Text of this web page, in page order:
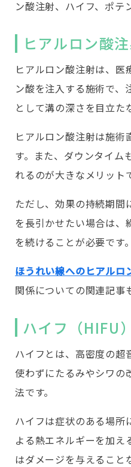
ン酸注射、ハイフ、ポテ
ヒアルロン酸
ヒアルロン酸注射は、医
ン酸を注入する施術で、
として溝の深さを目立た
ヒアルロン酸注射は施術
す。また、ダウンタイム
れるのが大きなメリット
ただし、効果の持続期間
を長引かせたい場合は、
を続けることが必要です。
ほうれい線へのヒアルロ
関係についての関連記事
ハイフ（HIFU）
ハイフとは、高密度の超
使わずにたるみやシワの
法です。
ハイフは症状のある場所
よる熱エネルギーを加え
はダメージを与えること